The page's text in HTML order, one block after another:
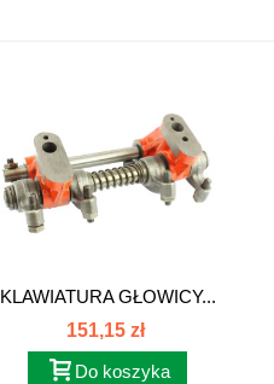
KLAWIATURA GŁOWICY...
151,15 zł
Do koszyka